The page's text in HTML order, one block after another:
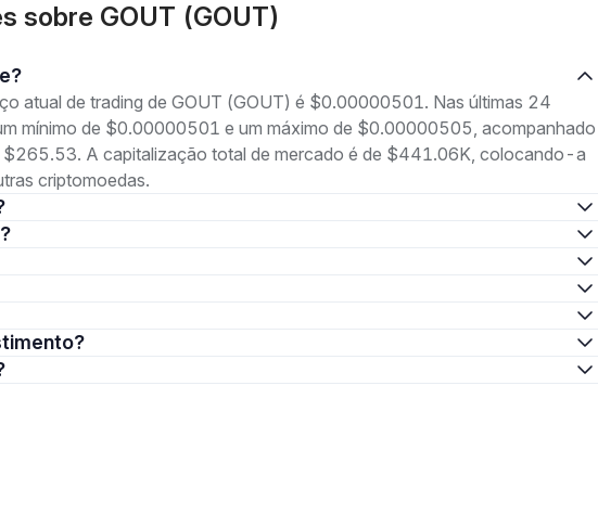
sobre GOUT (GOUT)
atual de trading de GOUT (GOUT) é $0.00000501. Nas últimas 24
mínimo de $0.00000501 e um máximo de $0.00000505, acompanhado
$265.53. A capitalização total de mercado é de $441.06K, colocando-a
criptomoedas.